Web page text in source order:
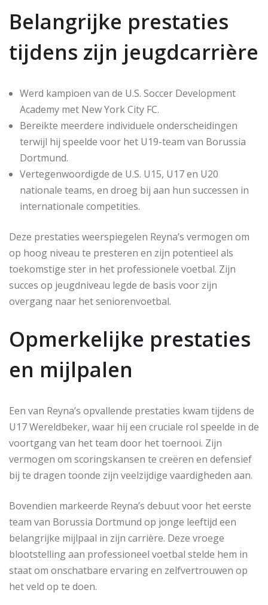
Belangrijke prestaties
tijdens zijn jeugdcarrière
Werd kampioen van de U.S. Soccer Development
Academy met New York City FC.
Bereikte meerdere individuele onderscheidingen
terwijl hij speelde voor het U19-team van Borussia
Dortmund.
Vertegenwoordigde de U.S. U15, U17 en U20
nationale teams, en droeg bij aan hun successen in
internationale competities.
Deze prestaties weerspiegelen Reyna’s vermogen om
op hoog niveau te presteren en zijn potentieel als
toekomstige ster in het professionele voetbal. Zijn
succes op jeugdniveau legde de basis voor zijn
overgang naar het seniorenvoetbal.
Opmerkelijke prestaties
en mijlpalen
Een van Reyna’s opvallende prestaties kwam tijdens de
U17 Wereldbeker, waar hij een cruciale rol speelde in de
voortgang van het team door het toernooi. Zijn
vermogen om scoringskansen te creëren en defensief
bij te dragen toonde zijn veelzijdige vaardigheden aan.
Bovendien markeerde Reyna’s debuut voor het eerste
team van Borussia Dortmund op jonge leeftijd een
belangrijke mijlpaal in zijn carrière. Deze vroege
blootstelling aan professioneel voetbal stelde hem in
staat om onschatbare ervaring en zelfvertrouwen op
het veld op te doen.